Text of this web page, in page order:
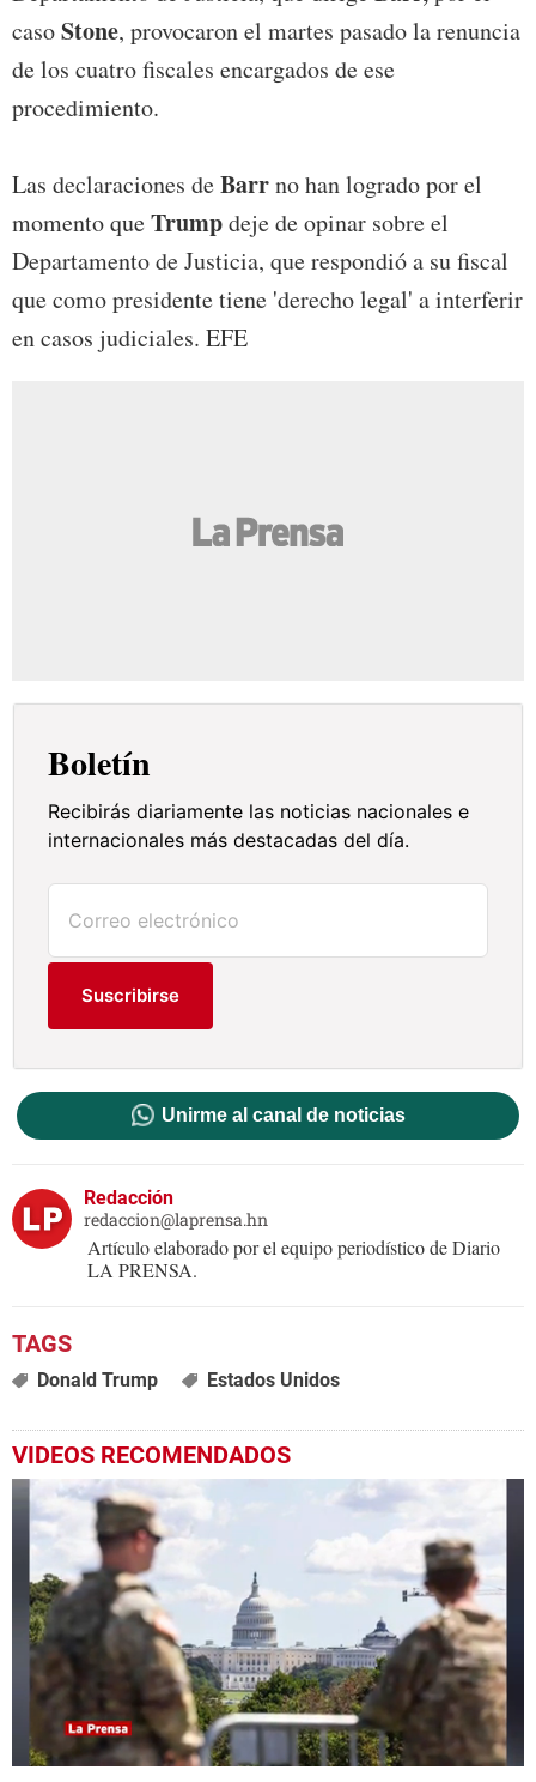
casoStone, provocaron el martes pasado la renuncia
de los cuatro fiscales encargados de ese
procedimiento.
Las declaraciones deBarrno han logrado por el
momento queTrumpdeje de opinar sobre el
Departamento de Justicia, que respondió a su fiscal
que como presidente tiene 'derecho legal' a interferir
en casos judiciales. EFE
Boletín
Recibirás diariamente las noticias nacionales e
internacionales más destacadas del día.
Suscribirse
Unirme al canal de noticias
Redacción
redaccion@laprensa.hn
Artículo elaborado por el equipo periodístico de Diario
LA PRENSA.
Donald Trump Estados Unidos
VIDEOS RECOMENDADOS